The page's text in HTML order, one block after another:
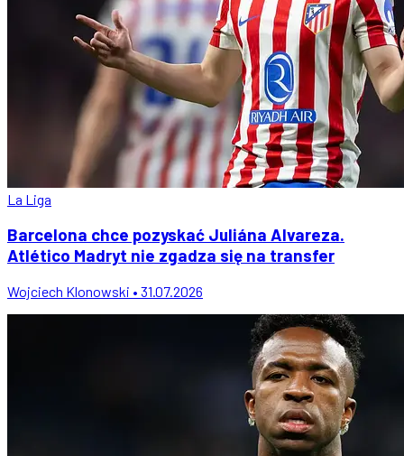
La Liga
Barcelona chce pozyskać Juliána Alvareza.
Atlético Madryt nie zgadza się na transfer
Wojciech Klonowski • 31.07.2026